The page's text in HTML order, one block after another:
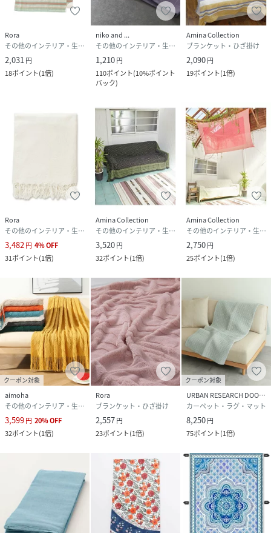
Rora
その他のインテリア・生活雑貨
2,031円
18ポイント(1倍)
niko and ...
その他のインテリア・生活雑貨
1,210円
110ポイント(10%ポイント
バック)
Amina Collection
ブランケット・ひざ掛け
2,090円
19ポイント(1倍)
Rora
その他のインテリア・生活雑貨
3,482円 4%OFF
31ポイント(1倍)
Amina Collection
その他のインテリア・生活雑貨
3,520円
32ポイント(1倍)
Amina Collection
その他のインテリア・生活雑貨
2,750円
25ポイント(1倍)
クーポン対象
aimoha
その他のインテリア・生活雑貨
3,599円 20%OFF
32ポイント(1倍)
Rora
ブランケット・ひざ掛け
2,557円
23ポイント(1倍)
クーポン対象
URBAN RESEARCH DOORS
カーペット・ラグ・マット
8,250円
75ポイント(1倍)